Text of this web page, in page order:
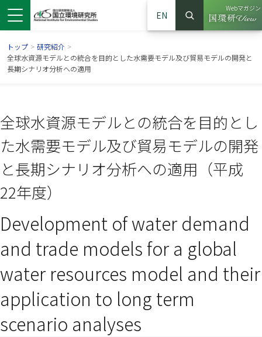
EN
サイト内検索
検索
Webマガジン
（別ウイ
トップ > 研究紹介 >
全球水資源モデルとの統合を目的とした水需要モデル及び貿易モデルの開発と
長期シナリオ分析への適用
全球水資源モデルとの統合を目的とし
た水需要モデル及び貿易モデルの開発
と長期シナリオ分析への適用（平成
22年度）
Development of water demand
and trade models for a global
water resources model and their
application to long term
scenario analyses